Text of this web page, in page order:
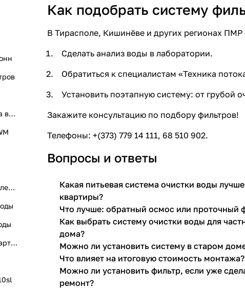
Как подобрать систему
В Тирасполе, Кишинёве и других регионах
Сделать анализ воды в лаборатории.
Обратиться к специалистам «Техника
Установить поэтапную систему: от грубой
Закажите консультацию по подбору фильтров!
Телефоны: +(373) 779 14 111, 68 510 902.
Вопросы и ответы
Какая питьевая система очистки воды
квартиры?
Что лучше: обратный осмос или проточный
Как выбрать систему очистки воды для
дома?
Можно ли установить систему в старом
Что влияет на итоговую стоимость монтажа?
Можно ли установить фильтр, если уже
ремонт?
замена картриджей фильтра воды
инструкция по замене модулей К5 К2 КО‑50S КО‑100S К7М
какой купить фильтр для квартиры